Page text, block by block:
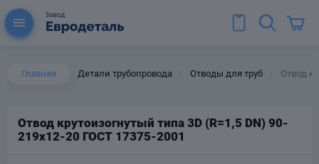
Главная Детали трубопровода Отводы для труб Отвод
Отвод крутоизогнутый типа 3D (R=1,5 DN) 90-
219х12-20 ГОСТ 17375-2001
для труб